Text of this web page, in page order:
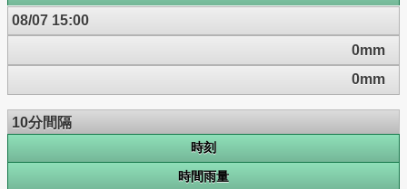
08/07 15:00
0mm
0mm
10分間隔
時刻
時間雨量